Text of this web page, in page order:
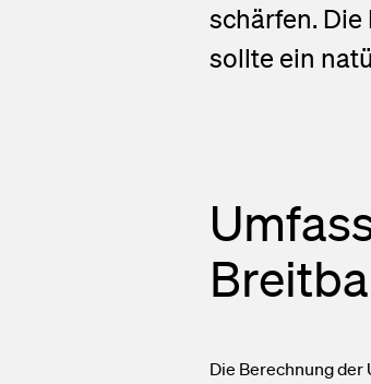
schärfen.
sollte ein
Die Berechnung